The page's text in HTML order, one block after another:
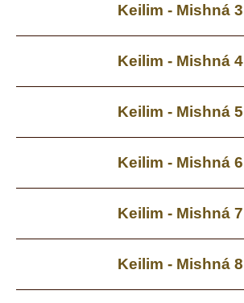
Keilim - Mishná 3
Keilim - Mishná 4
Keilim - Mishná 5
Keilim - Mishná 6
Keilim - Mishná 7
Keilim - Mishná 8